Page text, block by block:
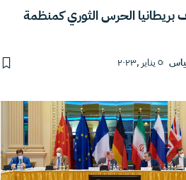
الحرس الثوري كمنظمة
٥ يناير ,٢٠٢٣